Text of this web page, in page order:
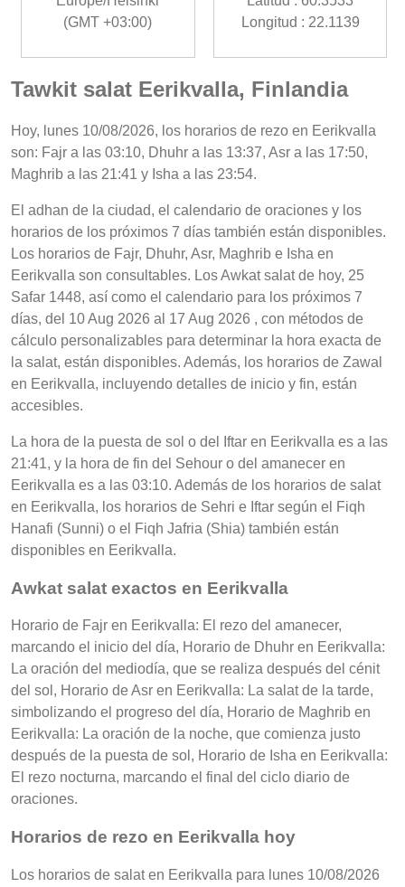
(GMT +03:00)
Longitud : 22.1139
Tawkit salat Eerikvalla, Finlandia
Hoy, lunes 10/08/2026, los horarios de rezo en Eerikvalla
son: Fajr a las 03:10, Dhuhr a las 13:37, Asr a las 17:50,
Maghrib a las 21:41 y Isha a las 23:54.
El adhan de la ciudad, el calendario de oraciones y los
horarios de los próximos 7 días también están disponibles.
Los horarios de Fajr, Dhuhr, Asr, Maghrib e Isha en
Eerikvalla son consultables. Los Awkat salat de hoy, 25
Safar 1448, así como el calendario para los próximos 7
días, del 10 Aug 2026 al 17 Aug 2026 , con métodos de
cálculo personalizables para determinar la hora exacta de
la salat, están disponibles. Además, los horarios de Zawal
en Eerikvalla, incluyendo detalles de inicio y fin, están
accesibles.
La hora de la puesta de sol o del Iftar en Eerikvalla es a las
21:41, y la hora de fin del Sehour o del amanecer en
Eerikvalla es a las 03:10. Además de los horarios de salat
en Eerikvalla, los horarios de Sehri e Iftar según el Fiqh
Hanafi (Sunni) o el Fiqh Jafria (Shia) también están
disponibles en Eerikvalla.
Awkat salat exactos en Eerikvalla
Horario de Fajr en Eerikvalla: El rezo del amanecer,
marcando el inicio del día, Horario de Dhuhr en Eerikvalla:
La oración del mediodía, que se realiza después del cénit
del sol, Horario de Asr en Eerikvalla: La salat de la tarde,
simbolizando el progreso del día, Horario de Maghrib en
Eerikvalla: La oración de la noche, que comienza justo
después de la puesta de sol, Horario de Isha en Eerikvalla:
El rezo nocturna, marcando el final del ciclo diario de
oraciones.
Horarios de rezo en Eerikvalla hoy
Los horarios de salat en Eerikvalla para lunes 10/08/2026